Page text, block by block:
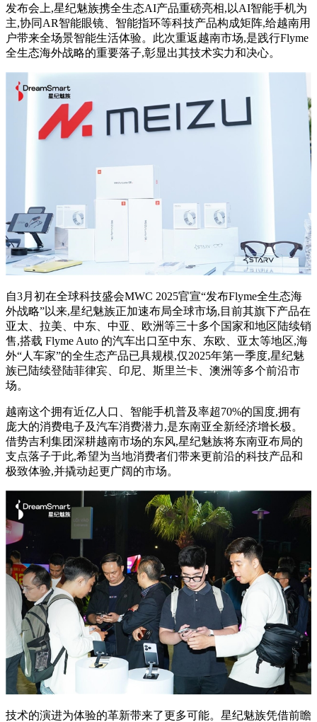
发布会上,星纪魅族携全生态AI产品重磅亮相,以AI智能手机为
主,协同AR智能眼镜、智能指环等科技产品构成矩阵,给越南用
户带来全场景智能生活体验。此次重返越南市场,是践行Flyme
全生态海外战略的重要落子,彰显出其技术实力和决心。
自3月初在全球科技盛会MWC 2025官宣“发布Flyme全生态海
外战略”以来,星纪魅族正加速布局全球市场,目前其旗下产品在
亚太、拉美、中东、中亚、欧洲等三十多个国家和地区陆续销
售,搭载 Flyme Auto 的汽车出口至中东、东欧、亚太等地区,海
外“人车家”的全生态产品已具规模,仅2025年第一季度,星纪魅
族已陆续登陆菲律宾、印尼、斯里兰卡、澳洲等多个前沿市
场。
越南这个拥有近亿人口、智能手机普及率超70%的国度,拥有
庞大的消费电子及汽车消费潜力,是东南亚全新经济增长极。
借势吉利集团深耕越南市场的东风,星纪魅族将东南亚布局的
支点落子于此,希望为当地消费者们带来更前沿的科技产品和
极致体验,并撬动起更广阔的市场。
技术的演进为体验的革新带来了更多可能。星纪魅族凭借前瞻